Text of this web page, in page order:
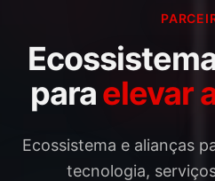
paraelevar
Ecossistema e alianças
tecnologia,